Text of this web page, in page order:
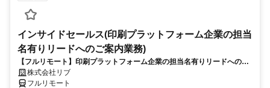
インサイドセールス(印刷プラットフォーム企業の担当
名有りリードへのご案内業務)
【フルリモート】印刷プラットフォーム企業の担当名有りリードへのご
案内業務（インサイドセールス）
株式会社リブ
フルリモート